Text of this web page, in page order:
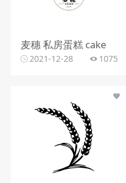
麦穗 私房蛋糕 cake
2021-12-28 1075